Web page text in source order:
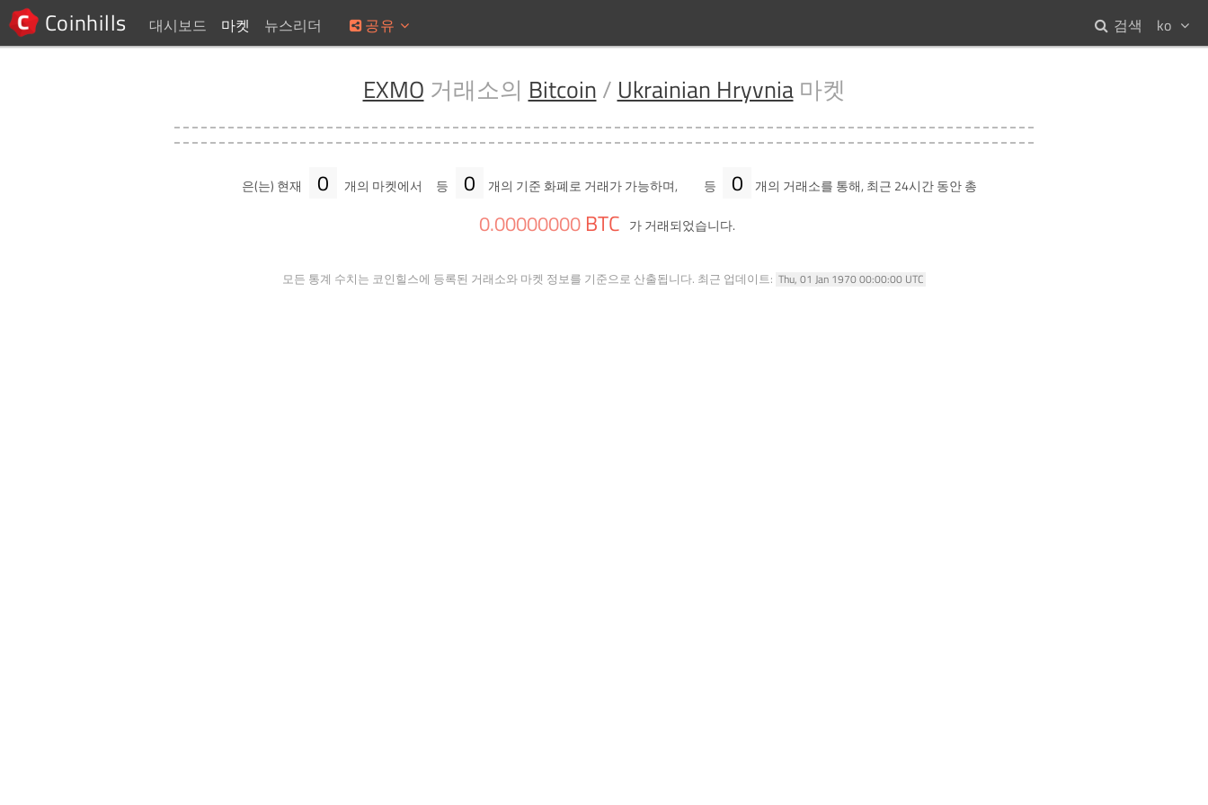
Coinhills 대시보드 마켓 뉴스리더 공유 ko
검색
EXMO 거래소의 Bitcoin / Ukrainian Hryvnia마켓
은(는) 현재 0 개의 마켓에서 등 0 개의 기준 화폐로 거래가 가능하며, 등 0 개의 거래소를 통해, 최근 24시간 동안 총
0.00000000 BTC 가 거래되었습니다.
모든 통계 수치는 코인힐스에 등록된 거래소와 마켓 정보를 기준으로 산출됩니다. 최근 업데이트: Thu, 01 Jan 1970 00:00:00 UTC